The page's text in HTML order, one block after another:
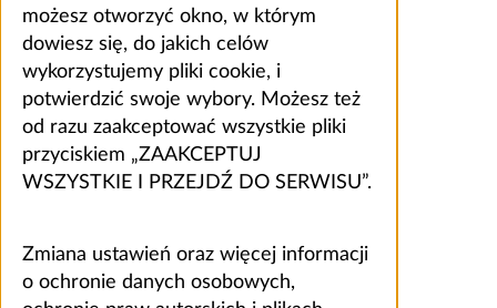
możesz otworzyć okno, w którym
dowiesz się, do jakich celów
wykorzystujemy pliki cookie, i
potwierdzić swoje wybory. Możesz też
od razu zaakceptować wszystkie pliki
przyciskiem „ZAAKCEPTUJ
WSZYSTKIE I PRZEJDŹ DO SERWISU”.
Zmiana ustawień oraz więcej informacji
o ochronie danych osobowych,